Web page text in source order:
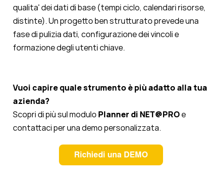
qualita' dei dati di base (tempi ciclo, calendari risorse,
distinte). Un progetto ben strutturato prevede una
fase di pulizia dati, configurazione dei vincoli e
formazione degli utenti chiave.
Vuoi capire quale strumento è più adatto alla tua
azienda?
Scopri di più sul modulo Planner di NET@PROe
contattaci per una demo personalizzata.